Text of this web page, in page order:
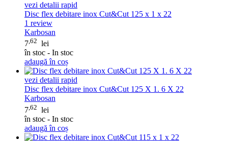
vezi detalii rapid
Disc flex debitare inox Cut&Cut 125 x 1 x 22
1 review
Karbosan
7,62 lei
în stoc - In stoc
adaugă în coș
vezi detalii rapid
Disc flex debitare inox Cut&Cut 125 X 1. 6 X 22
Karbosan
7 ,62 lei
în stoc - In stoc
adaugă în coș